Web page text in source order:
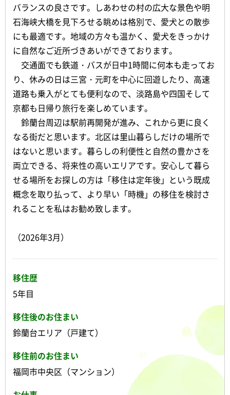
バランスの良さです。しあわせの村の広大な景色や明
石海峡大橋を見下ろせる眺めは格別で、愛犬との散歩
にも最適です。地域の方々も温かく、愛犬をきっかけ
に自然なご近所づきあいができております。
交通面でも鉄道・バスが日中1時間に何本も走ってお
り、休みの日は三宮・元町を中心に回遊したり、高速
道路も乗入がとても便利なので、淡路島や四国そして
京都も日帰り旅行を楽しめています。
鈴蘭台周辺は駅前再開発が進み、これから更に良く
なる街だと思います。北区は里山暮らしだけの場所で
はないと思います。暮らしの利便性と自然の豊かさを
両立できる、将来性の高いエリアです。安心して暮ら
せる場所をお探しの方は「移住は定年後」という既成
概念を取り払って、より早い「時機」の移住を検討さ
れることを私はお勧め致します。
（2026年3月）
移住歴
5年目
移住後のお住まい
鈴蘭台エリア（戸建て）
移住前のお住まい
福岡市中央区（マンション）